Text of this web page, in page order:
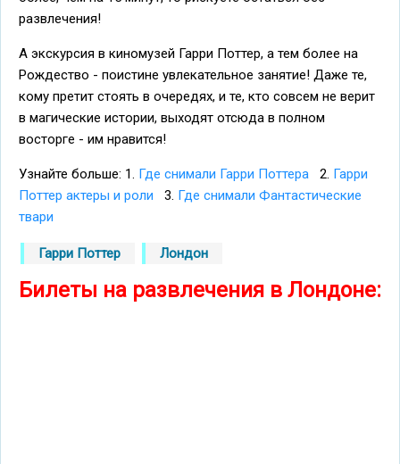
развлечения!
А экскурсия в киномузей Гарри Поттер, а тем более на
Рождество - поистине увлекательное занятие! Даже те,
кому претит стоять в очередях, и те, кто совсем не верит
в магические истории, выходят отсюда в полном
восторге - им нравится!
Узнайте больше: 1. Где снимали Гарри Поттера 2. Гарри
Поттер актеры и роли 3. Где снимали Фантастические
твари
Гарри Поттер Лондон
Билеты на развлечения в Лондоне: